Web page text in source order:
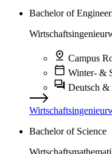
Bachelor of
Campus
Winter- &
Deutsch &
Bachelor of Science